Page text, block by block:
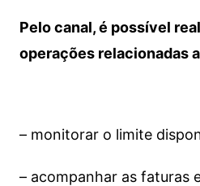
Pelo canal, é possível
operações relacionadas
– monitorar o limite
– acompanhar as faturas